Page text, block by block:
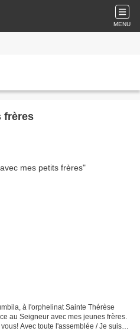
MENU
frères
à l'orphelinat Sainte Thérèse
au Seigneur avec mes jeunes frères.
Avec toute l'assemblée / Je suis